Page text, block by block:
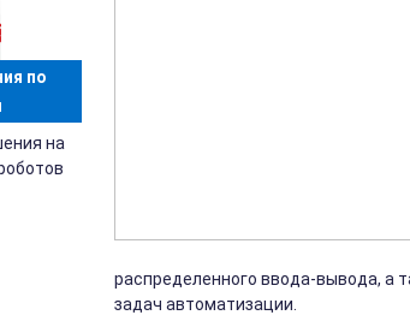
по
на
распределенного ввода-вывода, а
задач автоматизации.